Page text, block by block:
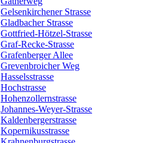
Gelsenkirchener Strasse
Gladbacher Strasse
Gottfried-Hötzel-Strasse
Graf-Recke-Strasse
Grafenberger Allee
Grevenbroicher Weg
Hasselsstrasse
Hochstrasse
Hohenzollernstrasse
Johannes-Weyer-Strasse
Kaldenbergerstrasse
Kopernikusstrasse